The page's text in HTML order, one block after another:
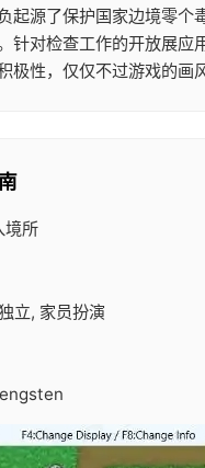
起源了保护国家边境零个
针对检查工作的开放展应
极性，仅仅不过游戏的画
境所
立, 家员扮演